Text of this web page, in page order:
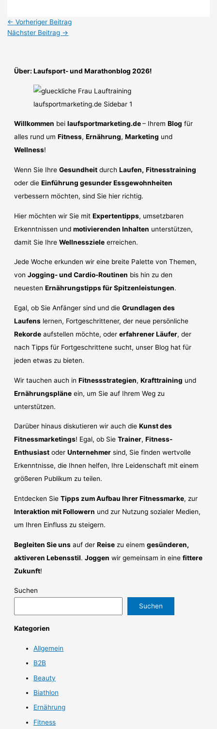
← Vorheriger Beitrag
Nächster Beitrag →
Über: Laufsport- und Marathonblog 2026!
Willkommen beilaufsportmarketing.de– IhremBlog für
alles rund umFitness,Ernährung,Marketing und
Wellness!
Wenn Sie IhreGesundheit durchLaufen, Fitnesstraining
oder dieEinführung gesunder Essgewohnheiten
verbessern möchten, sind Sie hier richtig.
Hier möchten wir Sie mitExpertentipps, umsetzbaren
Erkenntnissen undmotivierenden Inhalten unterstützen,
damit Sie IhreWellnessziele erreichen.
Jede Woche erkunden wir eine breite Palette von Themen,
vonJogging- und Cardio-Routinen bis hin zu den
neuestenErnährungstipps für Spitzenleistungen.
Egal, ob Sie Anfänger sind und dieGrundlagen des
Laufens lernen, Fortgeschrittener, der neue persönliche
Rekorde aufstellen möchte, odererfahrener Läufer, der
nach Tipps für Fortgeschrittene sucht, unser Blog hat für
jeden etwas zu bieten.
Wir tauchen auch inFitnessstrategien,Krafttraining und
Ernährungspläne ein, um Sie auf Ihrem Weg zu
unterstützen.
Darüber hinaus diskutieren wir auch dieKunst des
Fitnessmarketings! Egal, ob SieTrainer,Fitness-
Enthusiast oderUnternehmer sind, Sie finden wertvolle
Erkenntnisse, die Ihnen helfen, Ihre Leidenschaft mit einem
größeren Publikum zu teilen.
Entdecken SieTipps zum Aufbau Ihrer Fitnessmarke, zur
Interaktion mit Followern und zur Nutzung sozialer Medien,
um Ihren Einfluss zu steigern.
Begleiten Sie uns auf derReise zu einemgesünderen,
aktiveren Lebensstil.Joggen wir gemeinsam in einefittere
Zukunft!
Suchen
Suchen
Kategorien
Allgemein
B2B
Beauty
Biathlon
Ernährung
Fitness